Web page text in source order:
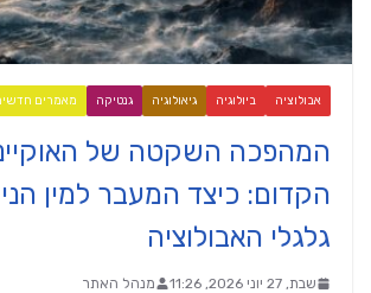
אבולוציה ביולוגיה גיאולוגיה גנטיקה מאמרים
המהפכה השקטה של
הקדום: כיצד המעבר למין
גלגלי האבולוציה
שבת, 27 יוני 2026, 11:26 מנהל האתר